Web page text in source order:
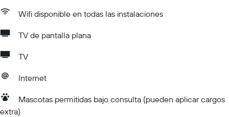
Wifi disponible en todas las instalaciones
TV de pantalla plana
TV
Internet
Mascotas permitidas bajo consulta (pueden aplicar cargos
extra)